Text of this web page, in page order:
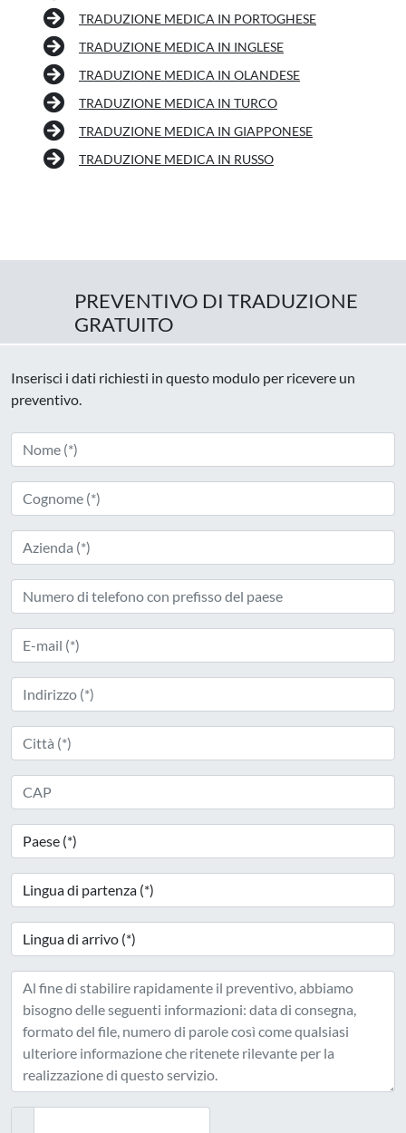
TRADUZIONE MEDICA IN PORTOGHESE
TRADUZIONE MEDICA IN INGLESE
TRADUZIONE MEDICA IN OLANDESE
TRADUZIONE MEDICA IN TURCO
TRADUZIONE MEDICA IN GIAPPONESE
TRADUZIONE MEDICA IN RUSSO
PREVENTIVO DI TRADUZIONE
GRATUITO
Inserisci i dati richiesti in questo modulo per ricevere un
preventivo.